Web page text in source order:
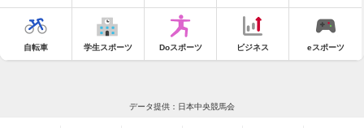
自転車 学生スポーツ Doスポーツ ビジネス eスポーツ
データ提供：日本中央競馬会